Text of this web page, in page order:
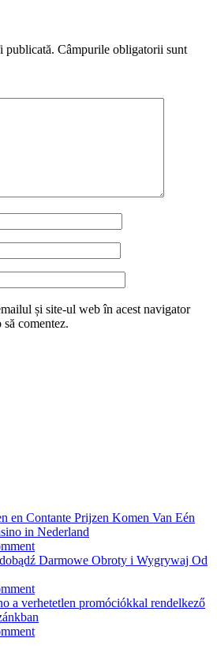
publicată. Câmpurile obligatorii sunt
și site-ul web în acest navigator
comentez.
en Contante Prijzen Komen Van Eén
in Nederland
Darmowe Obroty i Wygrywaj Od
a verhetetlen promóciókkal rendelkező